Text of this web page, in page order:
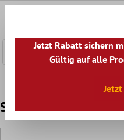
Sockelleiste
Jetzt Rabatt sichern
Gültig auf alle